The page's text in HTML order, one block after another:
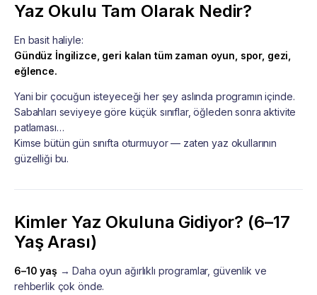
Yaz Okulu Tam Olarak Nedir?
En basit haliyle:
Gündüz İngilizce, geri kalan tüm zaman oyun, spor, gezi,
eğlence.
Yani bir çocuğun isteyeceği her şey aslında programın içinde.
Sabahları seviyeye göre küçük sınıflar, öğleden sonra aktivite
patlaması…
Kimse bütün gün sınıfta oturmuyor — zaten yaz okullarının
güzelliği bu.
Kimler Yaz Okuluna Gidiyor? (6–17
Yaş Arası)
6–10 yaş → Daha oyun ağırlıklı programlar, güvenlik ve
rehberlik çok önde.